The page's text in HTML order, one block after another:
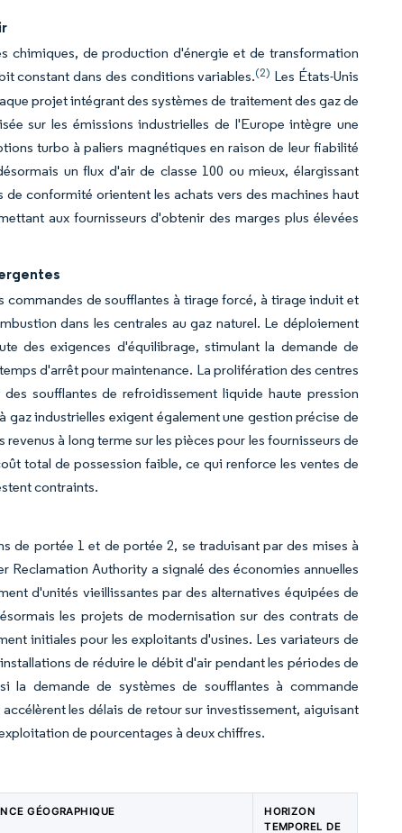
chimiques, de production d'énergie et de transformation
constant dans des conditions variables.(2) Les États-Unis
projet intégrant des systèmes de traitement des gaz de
sur les émissions industrielles de l'Europe intègre une
turbo à paliers magnétiques en raison de leur fiabilité
un flux d'air de classe 100 ou mieux, élargissant
conformité orientent les achats vers des machines haut
aux fournisseurs d'obtenir des marges plus élevées
de soufflantes à tirage forcé, à tirage induit et
dans les centrales au gaz naturel. Le déploiement
des exigences d'équilibrage, stimulant la demande de
d'arrêt pour maintenance. La prolifération des centres
soufflantes de refroidissement liquide haute pression
gaz industrielles exigent également une gestion précise de
à long terme sur les pièces pour les fournisseurs de
total de possession faible, ce qui renforce les ventes de
contraints.
de portée 1 et de portée 2, se traduisant par des mises à
Reclamation Authority a signalé des économies annuelles
d'unités vieillissantes par des alternatives équipées de
les projets de modernisation sur des contrats de
initiales pour les exploitants d'usines. Les variateurs de
de réduire le débit d'air pendant les périodes de
la demande de systèmes de soufflantes à commande
les délais de retour sur investissement, aiguisant
de pourcentages à deux chiffres.
GÉOGRAPHIQUE
HORIZON
TEMPOREL DE